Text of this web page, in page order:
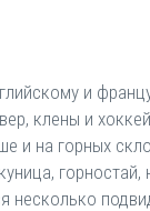
и
клены и
и на горных